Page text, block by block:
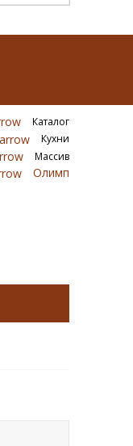
Каталог
Кухни
Массив
Олимп